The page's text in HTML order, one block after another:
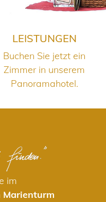
LEISTUNGEN
Buchen Sie jetzt ein
Zimmer in unserem
Panoramahotel.
im
Marienturm